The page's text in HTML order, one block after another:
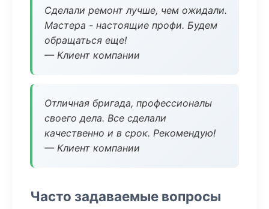
Сделали ремонт лучше, чем ожидали.
Мастера - настоящие профи. Будем
обращаться еще!
— Клиент компании
Отличная бригада, профессионалы
своего дела. Все сделали
качественно и в срок. Рекомендую!
— Клиент компании
Часто задаваемые вопросы